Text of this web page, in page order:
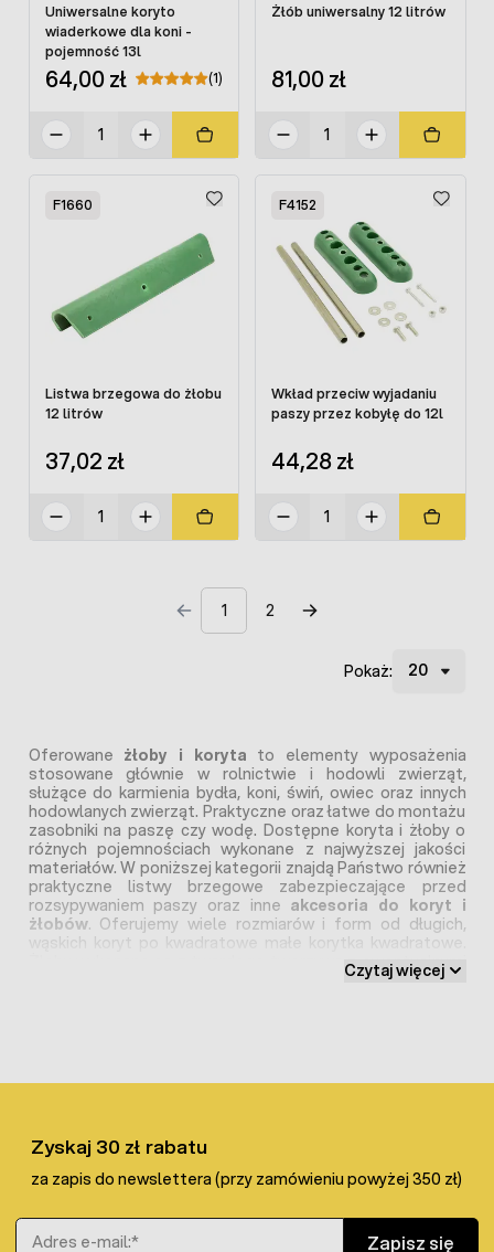
Uniwersalne koryto
wiaderkowe dla koni -
pojemność 13l
64,00 zł (1)
Żłób uniwersalny 12 litrów
81,00 zł
F1660
Listwa brzegowa do żłobu
12 litrów
37,02 zł
F4152
Wkład przeciw wyjadaniu
paszy przez kobyłę do 12l
44,28 zł
1 2
Pokaż:
Oferowane żłoby i koryta to elementy wyposażenia
stosowane głównie w rolnictwie i hodowli zwierząt,
służące do karmienia bydła, koni, świń, owiec oraz innych
hodowlanych zwierząt. Praktyczne oraz łatwe do montażu
zasobniki na paszę czy wodę. Dostępne koryta i żłoby o
różnych pojemnościach wykonane z najwyższej jakości
materiałów. W poniższej kategorii znajdą Państwo również
praktyczne listwy brzegowe zabezpieczające przed
rozsypywaniem paszy oraz inne akcesoria do koryt i
żłobów. Oferujemy wiele rozmiarów i form od długich,
wąskich koryt po kwadratowe małe korytka kwadratowe.
Żłoby wykonane są z twardego tworzywa z ewentualnymi
okuciami nierdzewnymi. Zaprojektowane zostały tak, by
Są podstawowym urządzeniem w stadninach.Żłoby dla
mogą być umieszczane na zewnątrz na pastwiskach,
padokach, wybiegach i okólnikach dla koni. W stajniach w
zależności od potrzeb konkretnej hodowli montuje się je
Czytaj więcej
Zyskaj 30 zł rabatu
za zapis do newslettera (przy zamówieniu powyżej 350 zł)
Adres e-mail
Zapisz się